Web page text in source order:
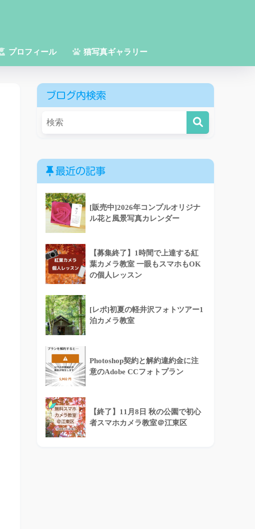
プロフィール 猫写真ギャラリー
ブログ内検索
最近の記事
[販売中]2026年コンプルオリジナ
ル花と風景写真カレンダー
【募集終了】1時間で上達する紅
葉カメラ教室 一眼もスマホもOK
の個人レッスン
[レポ]初夏の軽井沢フォトツアー1
泊カメラ教室
Photoshop契約と解約違約金に注
意のAdobe CCフォトプラン
【終了】11月8日 秋の公園で初心
者スマホカメラ教室＠江東区